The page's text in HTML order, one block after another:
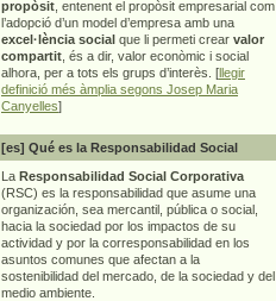
propòsit , entenent el propòsit empresarial com
l’adopció d’un model d’empresa amb una
excel·lència social que li permeti crear valor
compartit , és a dir, valor econòmic i social
alhora, per a tots els grups d’interès. [llegir
definició més àmplia segons Josep Maria
Canyelles]
[es] Qué es la Responsabilidad Social
La Responsabilidad Social Corporativa
(RSC) es la responsabilidad que asume una
organización, sea mercantil, pública o social,
hacia la sociedad por los impactos de su
actividad y por la corresponsabilidad en los
asuntos comunes que afectan a la
sostenibilidad del mercado, de la sociedad y del
medio ambiente.